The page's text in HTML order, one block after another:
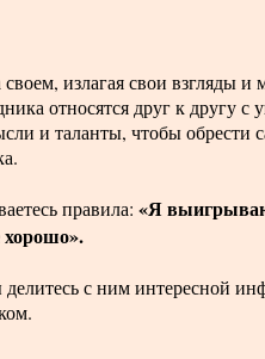
излагая свои взгляды и
относятся друг к другу с
и таланты, чтобы обрести
правила: «Я
с ним интересной